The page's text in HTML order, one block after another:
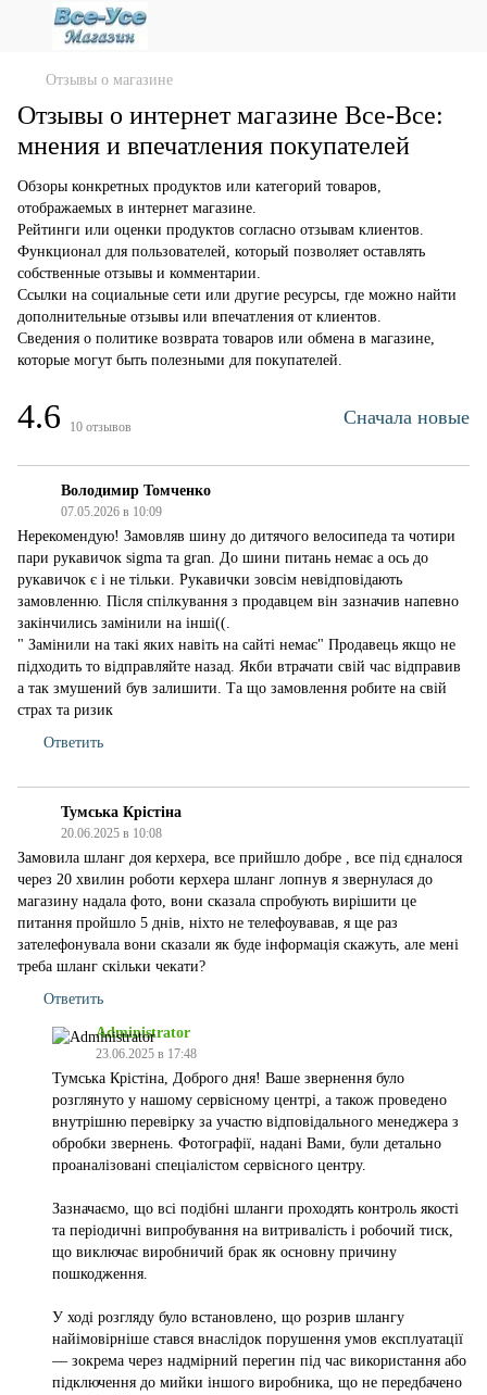
Отзывы о магазине
Отзывы о интернет магазине Все-Все:
мнения и впечатления покупателей
Обзоры конкретных продуктов или категорий товаров,
отображаемых в интернет магазине.
Рейтинги или оценки продуктов согласно отзывам клиентов.
Функционал для пользователей, который позволяет оставлять
собственные отзывы и комментарии.
Ссылки на социальные сети или другие ресурсы, где можно найти
дополнительные отзывы или впечатления от клиентов.
Сведения о политике возврата товаров или обмена в магазине,
которые могут быть полезными для покупателей.
4.6 10 отзывов Сначала новые
Володимир Томченко
07.05.2026 в 10:09
Нерекомендую! Замовляв шину до дитячого велосипеда та чотири
пари рукавичок sigma та gran. До шини питань немає а ось до
рукавичок є і не тільки. Рукавички зовсім невідповідають
замовленню. Після спілкування з продавцем він зазначив напевно
закінчились замінили на інші((.
" Замінили на такі яких навіть на сайті немає" Продавець якщо не
підходить то відправляйте назад. Якби втрачати свій час відправив
а так змушений був залишити. Та що замовлення робите на свій
страх та ризик
Ответить
Тумська Крістіна
20.06.2025 в 10:08
Замовила шланг доя керхера, все прийшло добре , все під єдналося
через 20 хвилин роботи керхера шланг лопнув я звернулася до
магазину надала фото, вони сказала спробують вирішити це
питання пройшло 5 днів, ніхто не телефоувавав, я ще раз
зателефонувала вони сказали як буде інформація скажуть, але мені
треба шланг скільки чекати?
Ответить
Administrator
23.06.2025 в 17:48
Тумська Крістіна, Доброго дня! Ваше звернення було
розглянуто у нашому сервісному центрі, а також проведено
внутрішню перевірку за участю відповідального менеджера з
обробки звернень. Фотографії, надані Вами, були детально
проаналізовані спеціалістом сервісного центру.
Зазначаємо, що всі подібні шланги проходять контроль якості
та періодичні випробування на витривалість і робочий тиск,
що виключає виробничий брак як основну причину
пошкодження.
У ході розгляду було встановлено, що розрив шлангу
найімовірніше стався внаслідок порушення умов експлуатації
— зокрема через надмірний перегин під час використання або
підключення до мийки іншого виробника, що не передбачено